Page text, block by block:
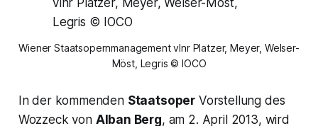
Wiener Staatsopernmanagement vlnr Platzer, Meyer, Welser-
Möst, Legris © IOCO
In der kommenden Staatsoper Vorstellung des
Wozzeck von Alban Berg, am 2. April 2013, wird